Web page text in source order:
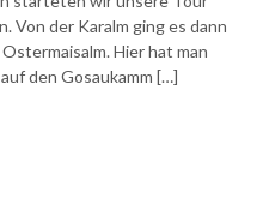
Von der Karalm ging es dann
Hier hat man
den Gosaukamm […]